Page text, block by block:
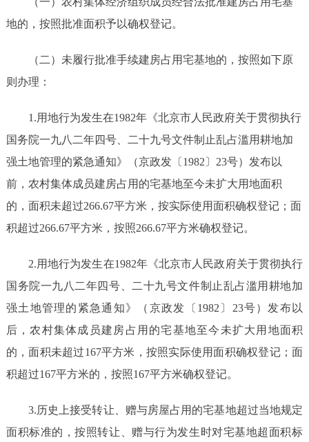
地的，按照批准面积予以确权登记。
（二）未履行批准手续建房占用宅基地的，按照如下原
则办理：
1.用地行为发生在1982年《北京市人 民政府关于贯彻执行
国务院一九八二年四号、二十九号文件制止乱占滥用耕地加
强土地管理的紧急通知》（京政发〔 1982〕23号）发布以
前， 农村集体成员建房占用的宅基地至今未扩大用地面积
的，面积未超过266.67平方米，按实际使用面积确权登记；面
积超过266.67平方米，按照266.67平方米确权登记。
2.用地行为发生在1982年《北京市人 民政府关于贯彻执行
国务院一九八二年四号、二十九号文件制止乱占滥用耕地加
强土地管理的紧急通知》（京政发〔 1982〕23号）发布以
后 ，农村集体成员建房占用的宅基地至今未扩大用地面积
的，面积未超过167平方米，按照实际使用面积确权登记；面
积超过167平方米的，按照167平方米确权登记。
3.历史上接受转让、赠与房屋占用的宅基地超过当地规定
面积标准的，按照转让、赠与行为发生时对宅基地超面积标